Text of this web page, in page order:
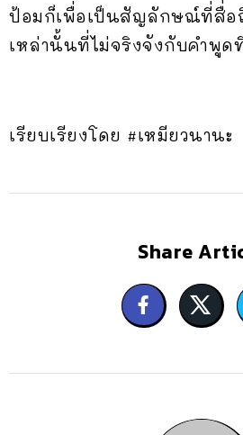
ป้อมก็เพื่อเป็นสัญลักษณ์ที่สื่อ
เหล่านั้นที่ไม่จริงจังกับคำพูด
เรียบเรียงโดย #เหมียวนานะ
Share